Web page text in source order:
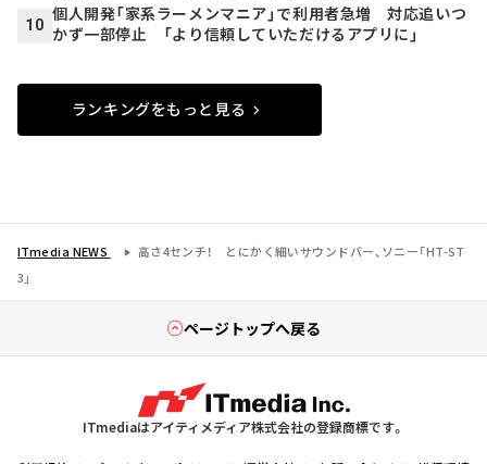
10
個人開発「家系ラーメンマニア」で利用者急増 対応追いつ
かず一部停止 「より信頼していただけるアプリに」
ランキングをもっと見る
ITmedia NEWS
高さ4センチ！ とにかく細いサウンドバー、ソニー「HT-ST
3」
ページトップへ戻る
ITmediaはアイティメディア株式会社の登録商標です。